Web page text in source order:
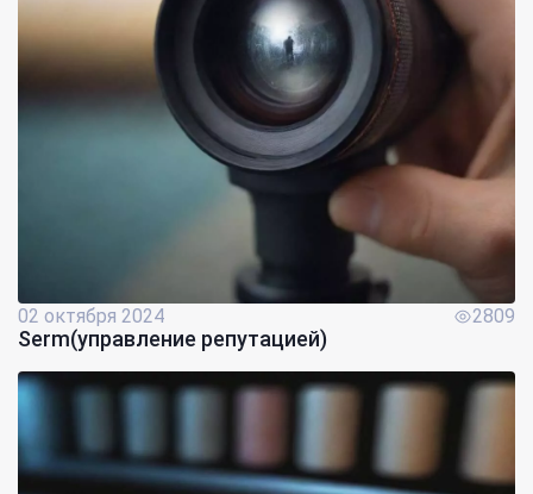
02 октября 2024 2809
Serm(управление репутацией)